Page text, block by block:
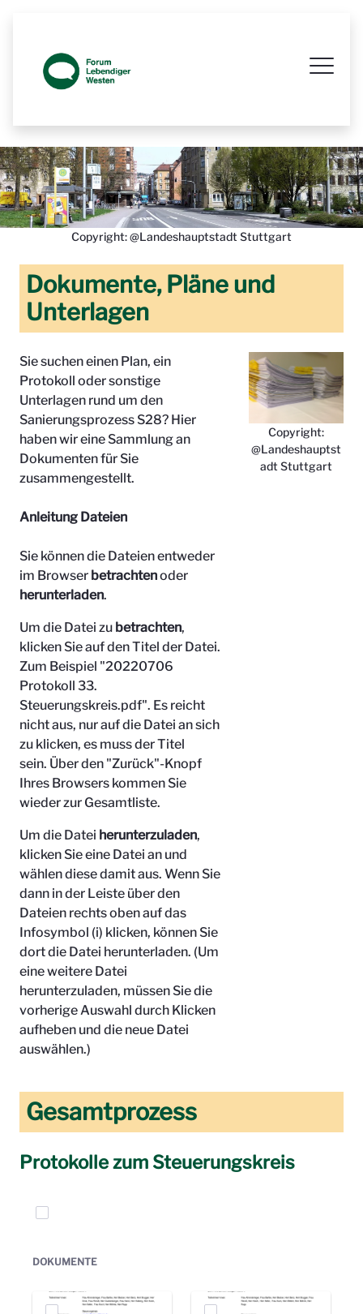
Copyright: @Landeshauptstadt Stuttgart
Dokumente, Pläne und
Unterlagen
Sie suchen einen Plan, ein
Protokoll oder sonstige
Unterlagen rund um den
Sanierungsprozess S28? Hier
haben wir eine Sammlung an
Dokumenten für Sie
zusammengestellt.
Anleitung Dateien
Sie können die Dateien entweder
im Browser betrachtenoder
herunterladen.
Um die Datei zu betrachten,
klicken Sie auf den Titel der Datei.
Zum Beispiel "20220706
Protokoll 33.
Steuerungskreis.pdf". Es reicht
nicht aus, nur auf die Datei an sich
zu klicken, es muss der Titel
sein. Über den "Zurück"-Knopf
Ihres Browsers kommen Sie
wieder zur Gesamtliste.
Um die Datei herunterzuladen,
klicken Sie eine Datei an und
wählen diese damit aus. Wenn Sie
dann in der Leiste über den
Dateien rechts oben auf das
Infosymbol (i) klicken, können Sie
dort die Datei herunterladen. (Um
eine weitere Datei
herunterzuladen, müssen Sie die
vorherige Auswahl durch Klicken
aufheben und die neue Datei
auswählen.)
Copyright:
@Landeshauptst
adt Stuttgart
Gesamtprozess
Protokolle zum Steuerungskreis
Elemente auswählen
DOKUMENTE